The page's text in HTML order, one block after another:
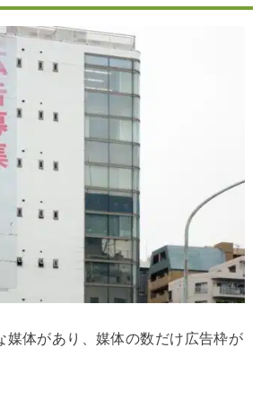
媒体があり、媒体の数だけ広告枠が